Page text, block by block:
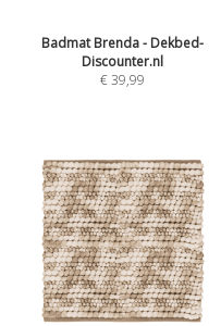
Badmat Brenda - Dekbed-
Discounter.nl
€39,99